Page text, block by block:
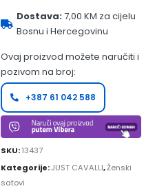
Dostava:7,00 KM za cijelu
Bosnu i Hercegovinu
Ovaj proizvod možete naručiti i
pozivom na broj:
+387 61 042 588
SKU:13437
Kategorije:JUST CAVALLI,Ženski
satovi